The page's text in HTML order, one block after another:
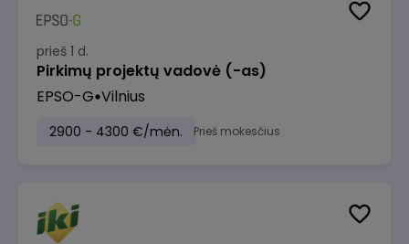
prieš 1 d.
Pirkimų projektų vadovė (-as)
EPSO-G Vilnius
2900 - 4300 €/mėn. Prieš mokesčius